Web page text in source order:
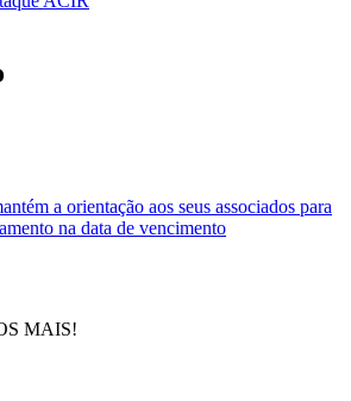
a orientação aos seus associados para
na data de vencimento
MAIS!